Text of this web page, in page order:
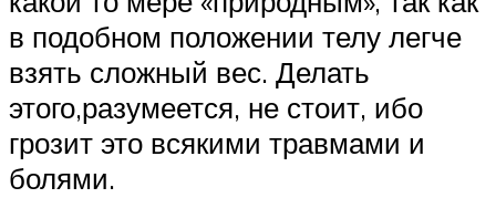
в подобном положении телу легче
взять сложный вес. Делать
этого,разумеется, не стоит, ибо
грозит это всякими травмами и
болями.